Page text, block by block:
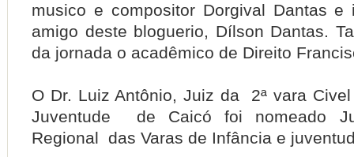
musico e compositor Dorgival Dantas e
amigo deste bloguerio, Dílson Dantas.
da jornada o acadêmico de Direito
O Dr. Luiz Antônio, Juiz da 2ª vara
Juventude de Caicó foi nomeado
Regional das Varas de Infância e